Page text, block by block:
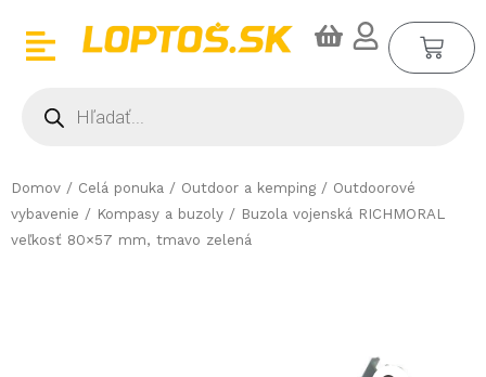
Domov / Celá ponuka / Outdoor a kemping / Outdoorové
vybavenie / Kompasy a buzoly / Buzola vojenská RICHMORAL
veľkosť 80×57 mm, tmavo zelená